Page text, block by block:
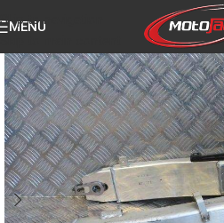
Skip to navigation
MENU